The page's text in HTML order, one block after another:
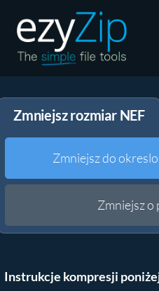
Rozpakuj
Konwerter
Inne narzędzia
Zmniejsz rozmiar NEF
Zmniejsz do
Zmniejsz o
Instrukcje kompresji